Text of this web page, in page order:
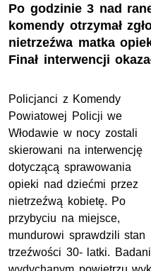
Po godzinie 3 nad
komendy otrzymał
nietrzeźwa matka
Finał interwencji
Policjanci z Komendy
Powiatowej Policji we
Włodawie w nocy zostali
skierowani na interwencję
dotyczącą sprawowania
opieki nad dziećmi przez
nietrzeźwą kobietę. Po
przybyciu na miejsce,
mundurowi sprawdzili stan
trzeźwości 30- latki.